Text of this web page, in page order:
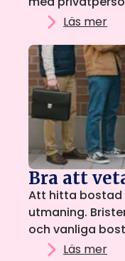
delar av sin
skapa en
rimlig
kan hitta ett
Läs mer
Bra att
Att hitta bostad
utmaning.
och vanliga
studenter kan
Läs mer